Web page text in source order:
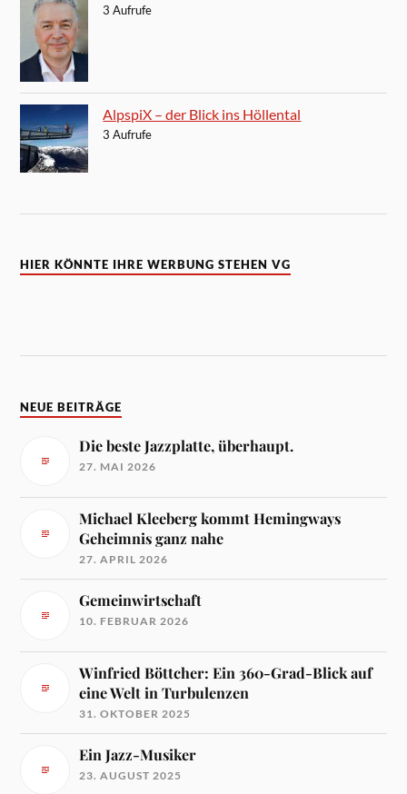
3 Aufrufe
AlpspiX – der Blick ins Höllental
3 Aufrufe
HIER KÖNNTE IHRE WERBUNG STEHEN VG
NEUE BEITRÄGE
Die beste Jazzplatte, überhaupt.
27. MAI 2026
Michael Kleeberg kommt Hemingways
Geheimnis ganz nahe
27. APRIL 2026
Gemeinwirtschaft
10. FEBRUAR 2026
Winfried Böttcher: Ein 360-Grad-Blick auf
eine Welt in Turbulenzen
31. OKTOBER 2025
Ein Jazz-Musiker
23. AUGUST 2025